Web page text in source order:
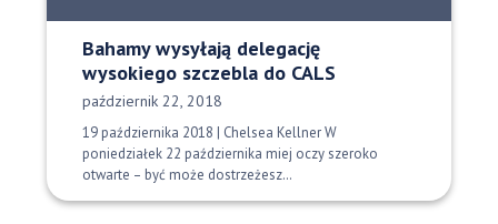
Bahamy wysyłają delegację
wysokiego szczebla do CALS
Data opublikowania:
październik 22, 2018
19 października 2018 | Chelsea Kellner W
poniedziałek 22 października miej oczy szeroko
otwarte – być może dostrzeżesz…